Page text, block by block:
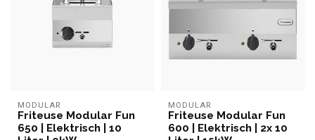
MODULAR
Friteuse Modular Fun
650 | Elektrisch | 10
MODULAR
Friteuse Modular Fun
600 | Elektrisch | 2x 10